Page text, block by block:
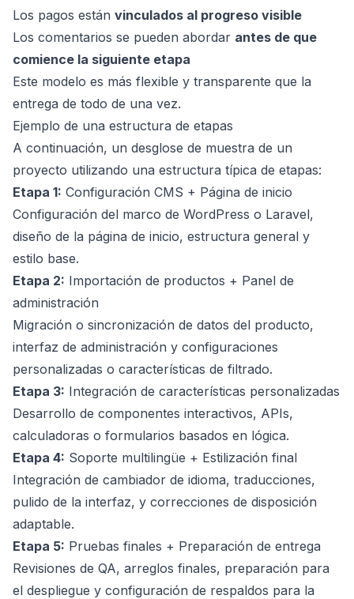
Los pagos están vinculados al progreso visible
Los comentarios se pueden abordar antes de que
comience la siguiente etapa
Este modelo es más flexible y transparente que la
entrega de todo de una vez.
Ejemplo de una estructura de etapas
A continuación, un desglose de muestra de un
proyecto utilizando una estructura típica de etapas:
Etapa 1: Configuración CMS + Página de inicio
Configuración del marco de WordPress o Laravel,
diseño de la página de inicio, estructura general y
estilo base.
Etapa 2: Importación de productos + Panel de
administración
Migración o sincronización de datos del producto,
interfaz de administración y configuraciones
personalizadas o características de filtrado.
Etapa 3: Integración de características personalizadas
Desarrollo de componentes interactivos, APIs,
calculadoras o formularios basados en lógica.
Etapa 4: Soporte multilingüe + Estilización final
Integración de cambiador de idioma, traducciones,
pulido de la interfaz, y correcciones de disposición
adaptable.
Etapa 5: Pruebas finales + Preparación de entrega
Revisiones de QA, arreglos finales, preparación para
el despliegue y configuración de respaldos para la